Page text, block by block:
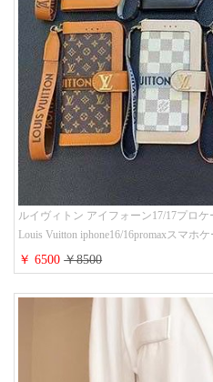
ルイヴィトン アイフォーン17/17プロ
Louis Vuitton iphone16/16promaxスマホ
iphone15/14/13ケース ビジネス風
人 可愛い
￥ 6500￥8500